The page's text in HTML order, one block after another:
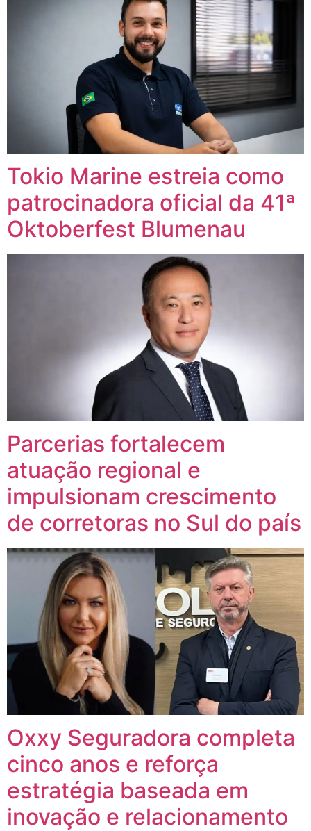
Tokio Marine estreia como
patrocinadora oficial da 41ª
Oktoberfest Blumenau
Parcerias fortalecem
atuação regional e
impulsionam crescimento
de corretoras no Sul do país
Oxxy Seguradora completa
cinco anos e reforça
estratégia baseada em
inovação e relacionamento